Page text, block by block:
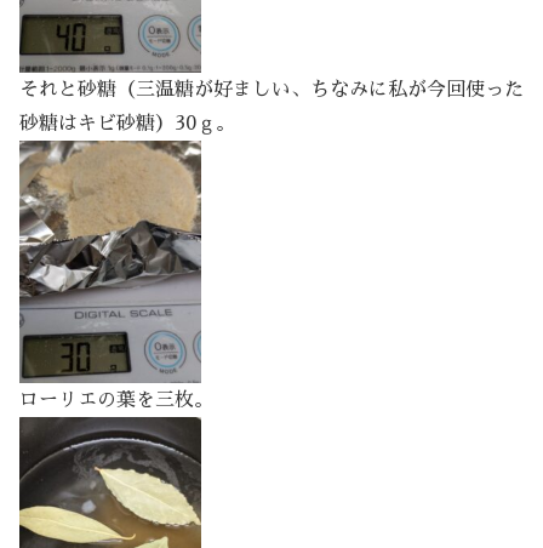
それと砂糖（三温糖が好ましい、ちなみに私が今回使った
砂糖はキビ砂糖）30ｇ。
ローリエの葉を三枚。